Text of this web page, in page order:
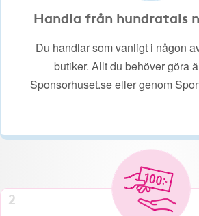
Handla från hundratals
Du handlar som vanligt i någon
butiker. Allt du behöver göra
Sponsorhuset.se eller genom
2